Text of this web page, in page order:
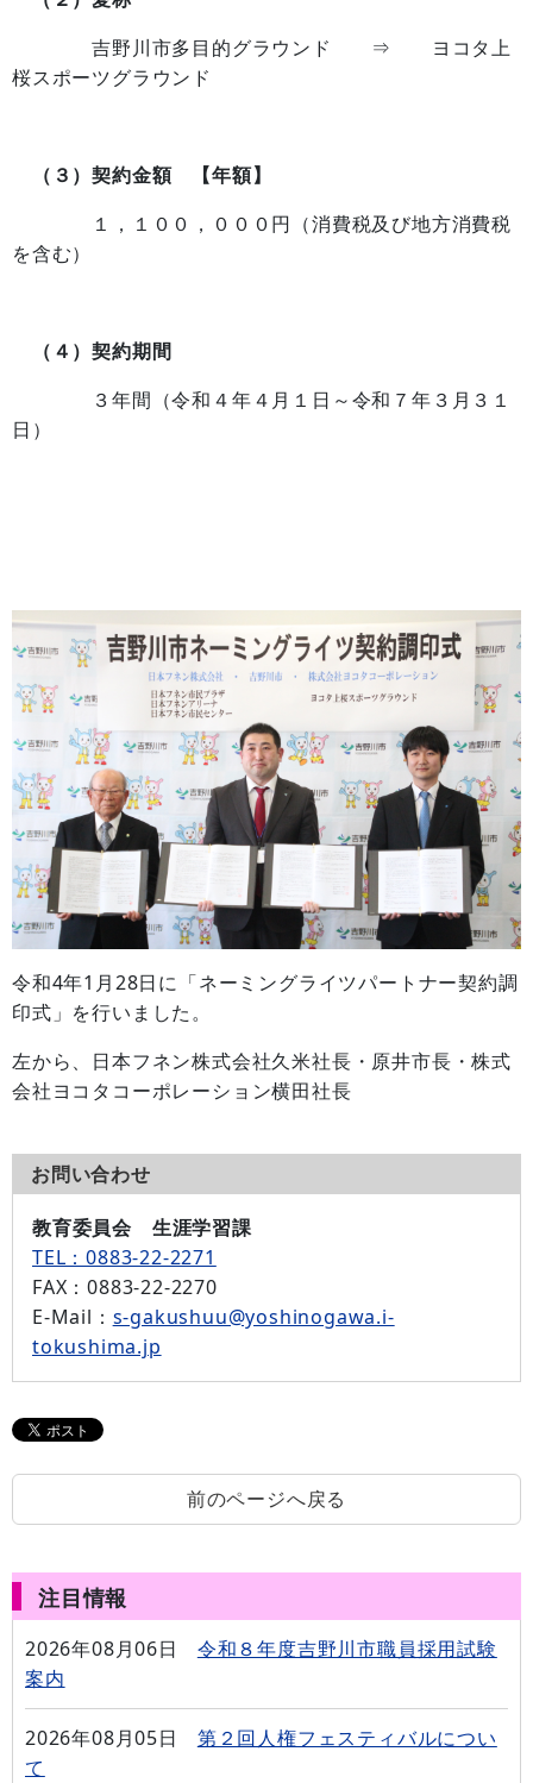
吉野川市多目的グラウンド ⇒ ヨコタ上
桜スポーツグラウンド
（３）契約金額 【年額】
１，１００，０００円（消費税及び地方消費税
を含む）
（４）契約期間
３年間（令和４年４月１日～令和７年３月３１
日）
令和4年1月28日に「ネーミングライツパートナー契約調
印式」を行いました。
左から、日本フネン株式会社久米社長・原井市長・株式
会社ヨコタコーポレーション横田社長
お問い合わせ
教育委員会 生涯学習課
TEL：0883-22-2271
FAX ：0883-22-2270
E-Mail ： s-gakushuu@yoshinogawa.i-
tokushima.jp
前のページへ戻る
注目情報
2026年08月06日
令和８年度吉野川市職員採用試験
案内
2026年08月05日
第２回人権フェスティバルについ
て